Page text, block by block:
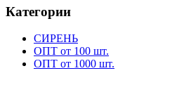
Категории
СИРЕНЬ
ОПТ от 100 шт.
ОПТ от 1000 шт.